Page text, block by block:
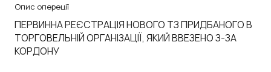
Опис опереції
ПЕРВИННА РЕЄСТРАЦІЯ НОВОГО ТЗ ПРИДБАНОГО В
ТОРГОВЕЛЬНІЙ ОРГАНІЗАЦІЇ, ЯКИЙ ВВЕЗЕНО З-ЗА
КОРДОНУ